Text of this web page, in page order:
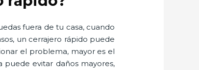
fuera de tu casa, cuando
un cerrajero rápido puede
el problema, mayor es el
puede evitar daños mayores,